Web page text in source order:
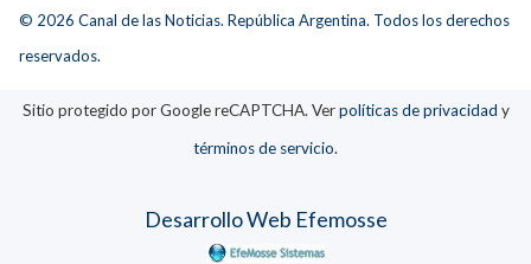
© 2026 Canal de las Noticias. República Argentina. Todos los derechos
reservados.
Sitio protegido por Google reCAPTCHA. Verpolíticas de privacidad y
términos de servicio.
Desarrollo Web Efemosse